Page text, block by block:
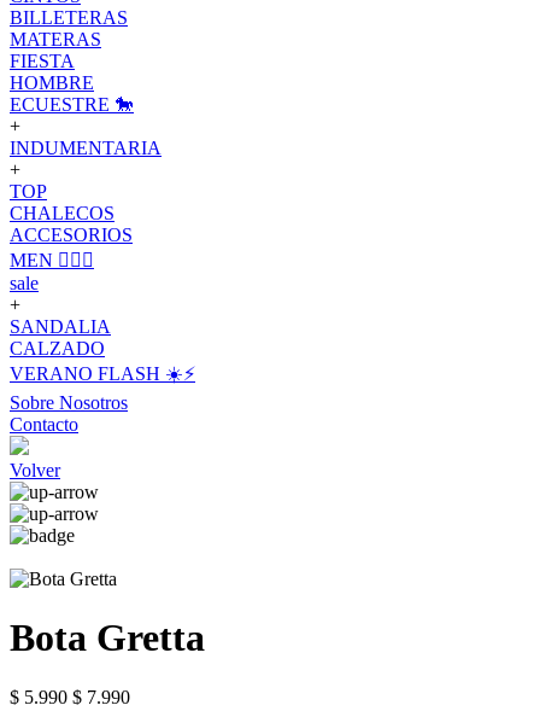
BILLETERAS
MATERAS
FIESTA
HOMBRE
ECUESTRE 🐎
+
INDUMENTARIA
+
TOP
CHALECOS
ACCESORIOS
MEN 🙋🏽‍♂️
sale
+
SANDALIA
CALZADO
VERANO FLASH ☀️⚡️
Sobre Nosotros
Contacto
Volver
Bota Gretta
$ 5.990 $ 7.990